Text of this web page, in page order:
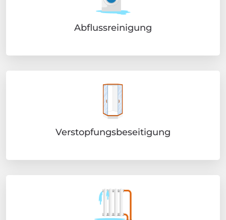
Abflussreinigung
Verstopfungsbeseitigung